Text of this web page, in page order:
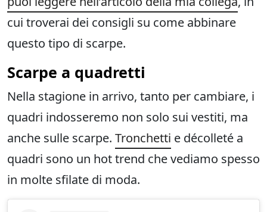
cui troverai dei consigli su come abbinare
questo tipo di scarpe.
Scarpe a quadretti
Nella stagione in arrivo, tanto per cambiare, i
quadri indosseremo non solo sui vestiti, ma
anche sulle scarpe. Tronchetti e décolleté a
quadri sono un hot trend che vediamo spesso
in molte sfilate di moda.